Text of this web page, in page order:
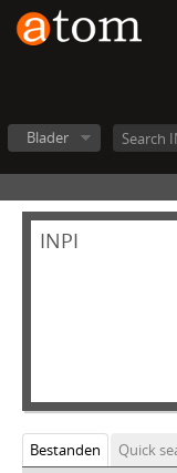
Blader
INPI
Bestanden
Quick